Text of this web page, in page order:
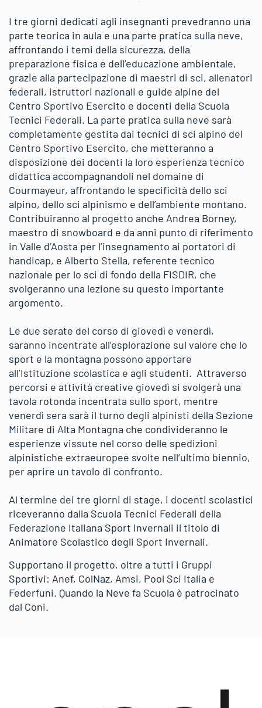
I tre giorni dedicati agli insegnanti prevedranno una
parte teorica in aula e una parte pratica sulla neve,
affrontando i temi della sicurezza, della
preparazione fisica e dell’educazione ambientale,
grazie alla partecipazione di maestri di sci, allenatori
federali, istruttori nazionali e guide alpine del
Centro Sportivo Esercito e docenti della Scuola
Tecnici Federali. La parte pratica sulla neve sarà
completamente gestita dai tecnici di sci alpino del
Centro Sportivo Esercito, che metteranno a
disposizione dei docenti la loro esperienza tecnico
didattica accompagnandoli nel domaine di
Courmayeur, affrontando le specificità dello sci
alpino, dello sci alpinismo e dell’ambiente montano.
Contribuiranno al progetto anche Andrea Borney,
maestro di snowboard e da anni punto di riferimento
in Valle d’Aosta per l’insegnamento ai portatori di
handicap, e Alberto Stella, referente tecnico
nazionale per lo sci di fondo della FISDIR, che
svolgeranno una lezione su questo importante
argomento.
Le due serate del corso di giovedì e venerdì,
saranno incentrate all’esplorazione sul valore che lo
sport e la montagna possono apportare
all’Istituzione scolastica e agli studenti. Attraverso
percorsi e attività creative giovedì si svolgerà una
tavola rotonda incentrata sullo sport, mentre
venerdì sera sarà il turno degli alpinisti della Sezione
Militare di Alta Montagna che condivideranno le
esperienze vissute nel corso delle spedizioni
alpinistiche extraeuropee svolte nell’ultimo biennio,
per aprire un tavolo di confronto.
Al termine dei tre giorni di stage, i docenti scolastici
riceveranno dalla Scuola Tecnici Federali della
Federazione Italiana Sport Invernali il titolo di
Animatore Scolastico degli Sport Invernali.
Supportano il progetto, oltre a tutti i Gruppi
Sportivi: Anef, ColNaz, Amsi, Pool Sci Italia e
Federfuni. Quando la Neve fa Scuola è patrocinato
dal Coni.